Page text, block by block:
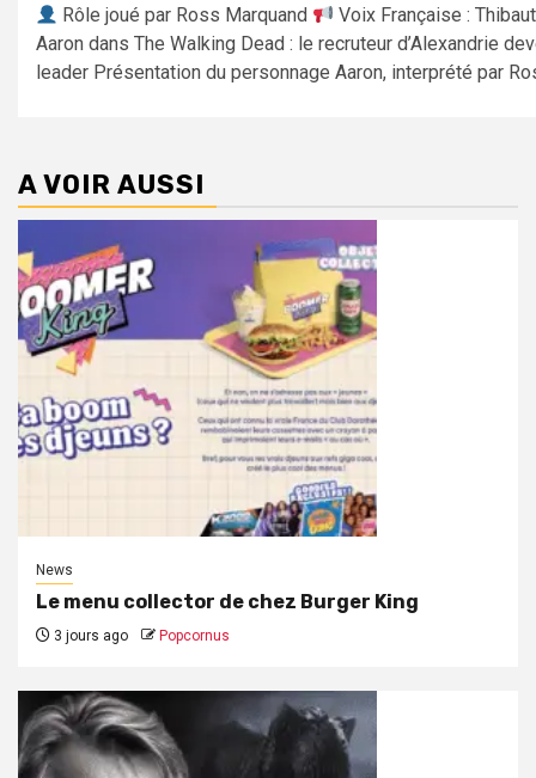
Rôle joué par Ross Marquand
Voix Française :
Aaron dans The Walking Dead : le recruteur d’Alexandrie
leader Présentation du personnage Aaron, interprété par
A VOIR AUSSI
News
Le menu collector de chez Burger King
3 jours ago Popcornus